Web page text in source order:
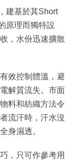
建基於其Short
原理而獨特設
，水份迅速擴散
效控制體溫，避
解質流失。市面
料和紡織方法令
流汗時，汗水沒
身濕透。
，只可作參考用